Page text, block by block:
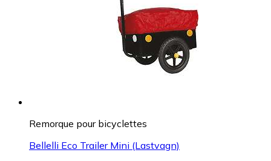
Remorque pour bicyclettes
Bellelli Eco Trailer Mini (Lastvagn)